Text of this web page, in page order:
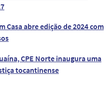
Casa abre edição de 2024 com
CPE Norte inaugura uma
tocantinense